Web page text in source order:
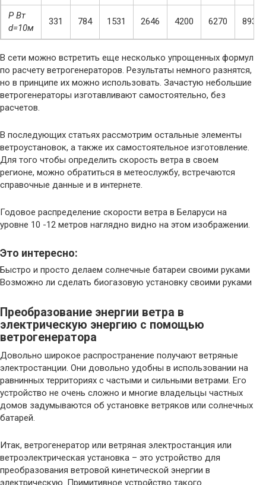
P Вт
d=10м
331 784 1531 2646 4200 6270 8930
В сети можно встретить еще несколько упрощенных формул
по расчету ветрогенераторов. Результаты немного разнятся,
но в принципе их можно использовать. Зачастую небольшие
ветрогенераторы изготавливают самостоятельно, без
расчетов.
В последующих статьях рассмотрим остальные элементы
ветроустановок, а также их самостоятельное изготовление.
Для того чтобы определить скорость ветра в своем
регионе, можно обратиться в метеослужбу, встречаются
справочные данные и в интернете.
Годовое распределение скорости ветра в Беларуси на
уровне 10 -12 метров наглядно видно на этом изображении.
Это интересно:
Быстро и просто делаем солнечные батареи своими руками
Возможно ли сделать биогазовую установку своими руками
Преобразование энергии ветра в
электрическую энергию с помощью
ветрогенератора
Довольно широкое распространение получают ветряные
электростанции. Они довольно удобны в использовании на
равнинных территориях с частыми и сильными ветрами. Его
устройство не очень сложно и многие владельцы частных
домов задумываются об установке ветряков или солнечных
батарей.
Итак, ветрогенератор или ветряная электростанция или
ветроэлектрическая установка – это устройство для
преобразования ветровой кинетической энергии в
электрическую. Примитивное устройство такого